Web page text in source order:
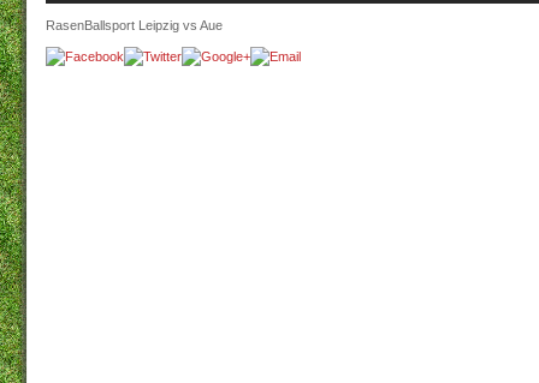
RasenBallsport Leipzig vs Aue